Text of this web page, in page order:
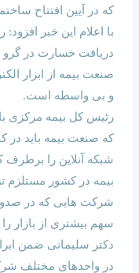
که در آیین افتتاح
با اعلام این خبر
دریافت خسارت در گرو
صنعت بیمه از ابزار
و بی واسطه است.
رئیس کل بیمه مرکزی با
که صنعت بیمه باید
شبکه آنلاین را
بیمه در کشور
شرکت هایی که در صدور
سهم بیشتری از بازار
دکتر سلیمانی ضمن
در واحدهای مختلف